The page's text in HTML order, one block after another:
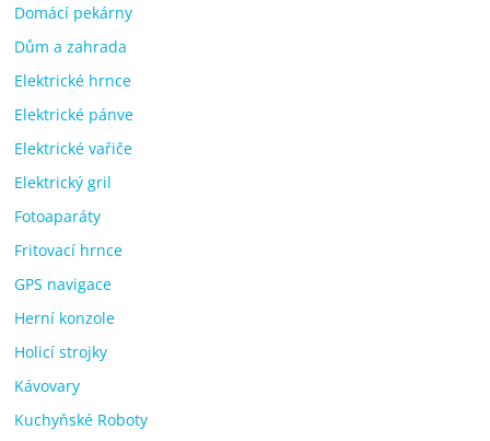
Domácí pekárny
Dům a zahrada
Elektrické hrnce
Elektrické pánve
Elektrické vařiče
Elektrický gril
Fotoaparáty
Fritovací hrnce
GPS navigace
Herní konzole
Holicí strojky
Kávovary
Kuchyňské Roboty